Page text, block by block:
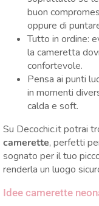
buon
oppure di
Tutto in ordine:
la cameretta
confortevole.
Pensa ai punti
in momenti
calda e soft.
Su Decochic.it potrai
camerette, perfetti
sognato per il tuo
renderla un luogo
Idee camerette